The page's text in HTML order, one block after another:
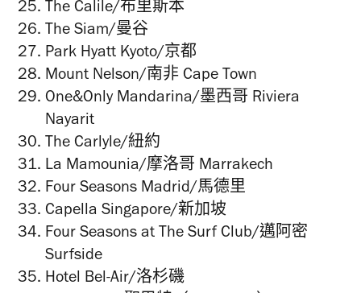
The Calile/布里斯本
The Siam/曼谷
Park Hyatt Kyoto/京都
Mount Nelson/南非 Cape Town
One&Only Mandarina/墨西哥 Riviera
Nayarit
The Carlyle/紐約
La Mamounia/摩洛哥 Marrakech
Four Seasons Madrid/馬德里
Capella Singapore/新加坡
Four Seasons at The Surf Club/邁阿密
Surfside
Hotel Bel-Air/洛杉磯